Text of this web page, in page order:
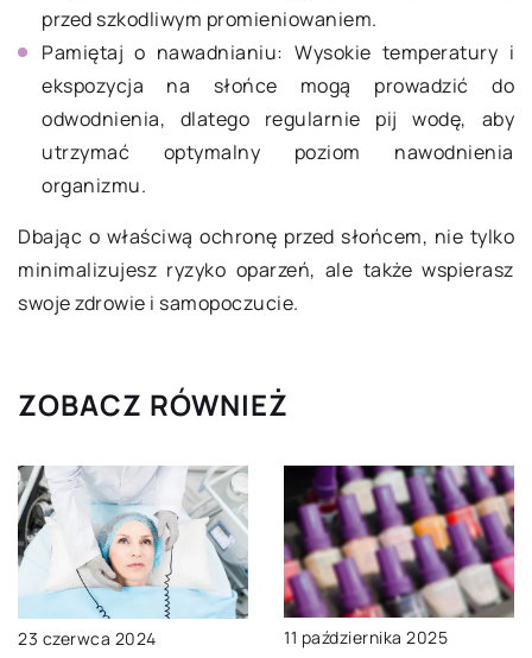
przed szkodliwym promieniowaniem.
Pamiętaj o nawadnianiu: Wysokie temperatury i
ekspozycja na słońce mogą prowadzić do
odwodnienia, dlatego regularnie pij wodę, aby
utrzymać optymalny poziom nawodnienia
organizmu.
Dbając o właściwą ochronę przed słońcem, nie tylko
minimalizujesz ryzyko oparzeń, ale także wspierasz
swoje zdrowie i samopoczucie.
ZOBACZ RÓWNIEŻ
23 czerwca 2024 11 października 2025